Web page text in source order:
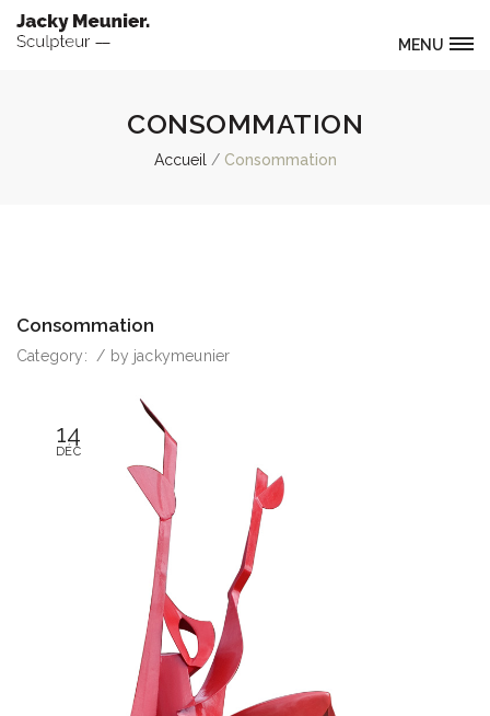
MENU
CONSOMMATION
Accueil Consommation
Consommation
Category: / by jackymeunier
14
DÉC